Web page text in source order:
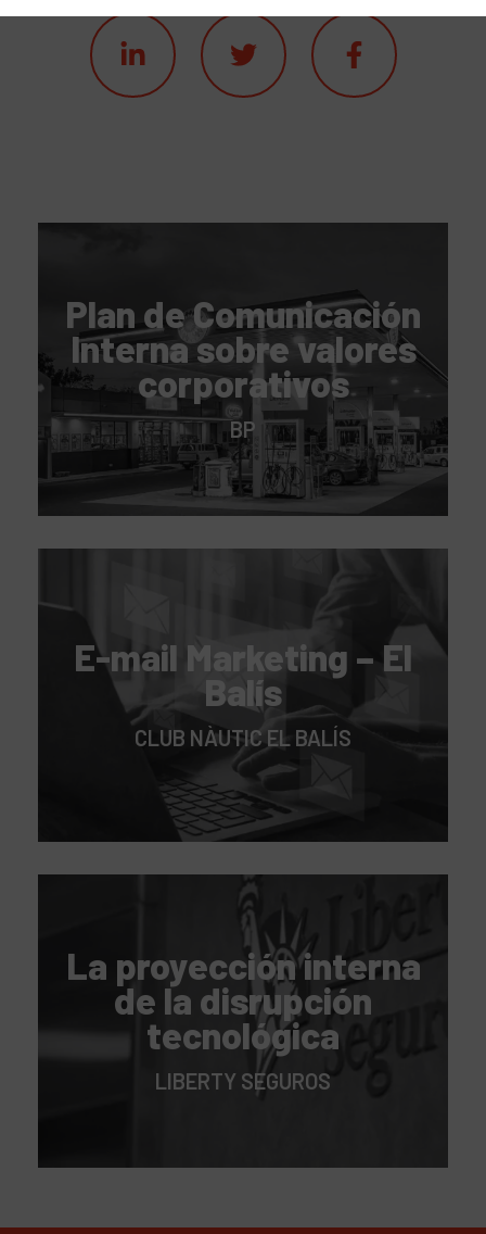
Plan de Comunicación
Interna sobre valores
corporativos
BP
E-mail Marketing – El
Balís
CLUB NÀUTIC EL BALÍS
La proyección interna
de la disrupción
tecnológica
LIBERTY SEGUROS